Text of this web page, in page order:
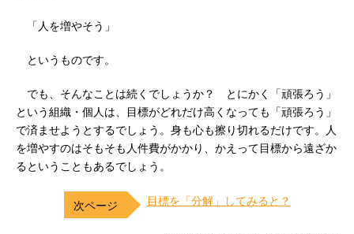
「人を増やそう」
というものです。
でも、そんなことは続くでしょうか？ とにかく「頑張ろう」
という組織・個人は、目標がどれだけ高くなっても「頑張ろう」
で済ませようとするでしょう。身も心も擦り切れるだけです。人
を増やすのはそもそも人件費がかかり、かえって目標から遠ざか
るということもあるでしょう。
目標を「分解」してみると？